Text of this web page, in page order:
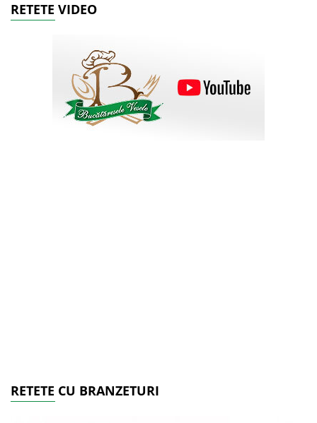
RETETE VIDEO
RETETE CU BRANZETURI